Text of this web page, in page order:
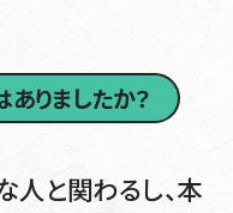
りましたか？
人と関わるし、本